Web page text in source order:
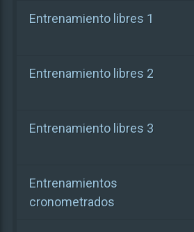
Entrenamiento libres 1
Entrenamiento libres 2
Entrenamiento libres 3
Entrenamientos
cronometrados